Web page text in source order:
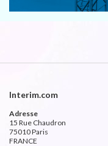
Interim.com
Adresse
15 Rue Chaudron
75010 Paris
FRANCE